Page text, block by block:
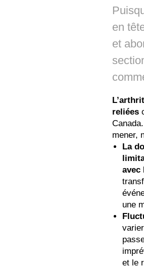
en
et
reliées
mener,
La
avec
une
et le